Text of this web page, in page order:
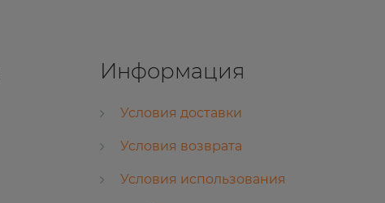
Информация
Условия доставки
Условия возврата
Условия использования